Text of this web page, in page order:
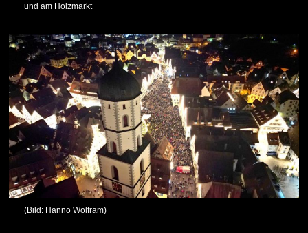
und am Holzmarkt
(Bild: Hanno Wolfram)